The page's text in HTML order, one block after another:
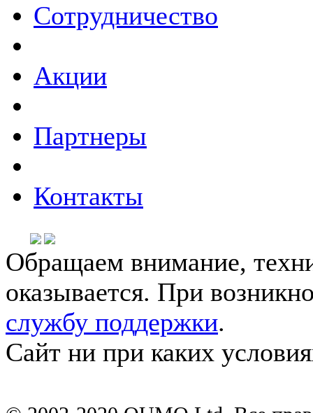
Сотрудничество
Акции
Партнеры
Контакты
Обращаем внимание,
оказывается. При
службу поддержки.
Сайт ни при каких